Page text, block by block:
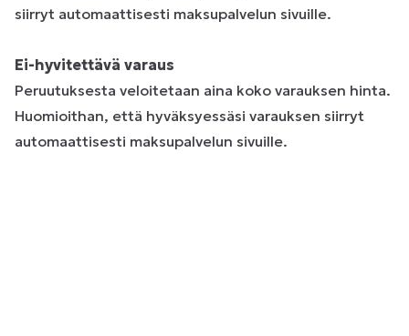
siirryt automaattisesti maksupalvelun sivuille.
Ei-hyvitettävä varaus
Peruutuksesta veloitetaan aina koko varauksen hinta.
Huomioithan, että hyväksyessäsi varauksen siirryt
automaattisesti maksupalvelun sivuille.